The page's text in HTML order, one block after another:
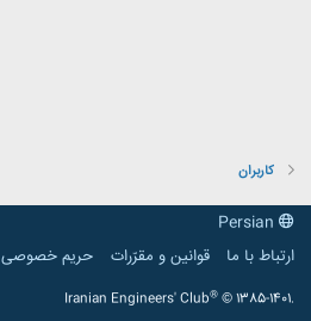
کاربران
ارتباط با ما
قوانین و مقرّرات حریم خصوصی
Iranian Engineers' Club® © 1385-1401.